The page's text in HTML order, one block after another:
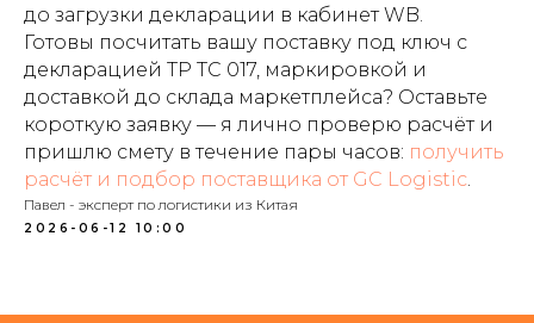
до загрузки декларации в кабинет WB.
Готовы посчитать вашу поставку под ключ с
декларацией ТР ТС 017, маркировкой и
доставкой до склада маркетплейса? Оставьте
короткую заявку — я лично проверю расчёт и
пришлю смету в течение пары часов: получить
расчёт и подбор поставщика от GC Logistic.
Павел - эксперт по логистики из Китая
2026-06-12 10:00